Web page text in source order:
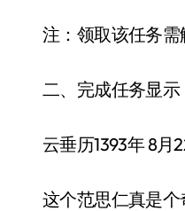
注：领取该任务
二、完成任务显示
云垂历1393年 8月
这个范思仁真是